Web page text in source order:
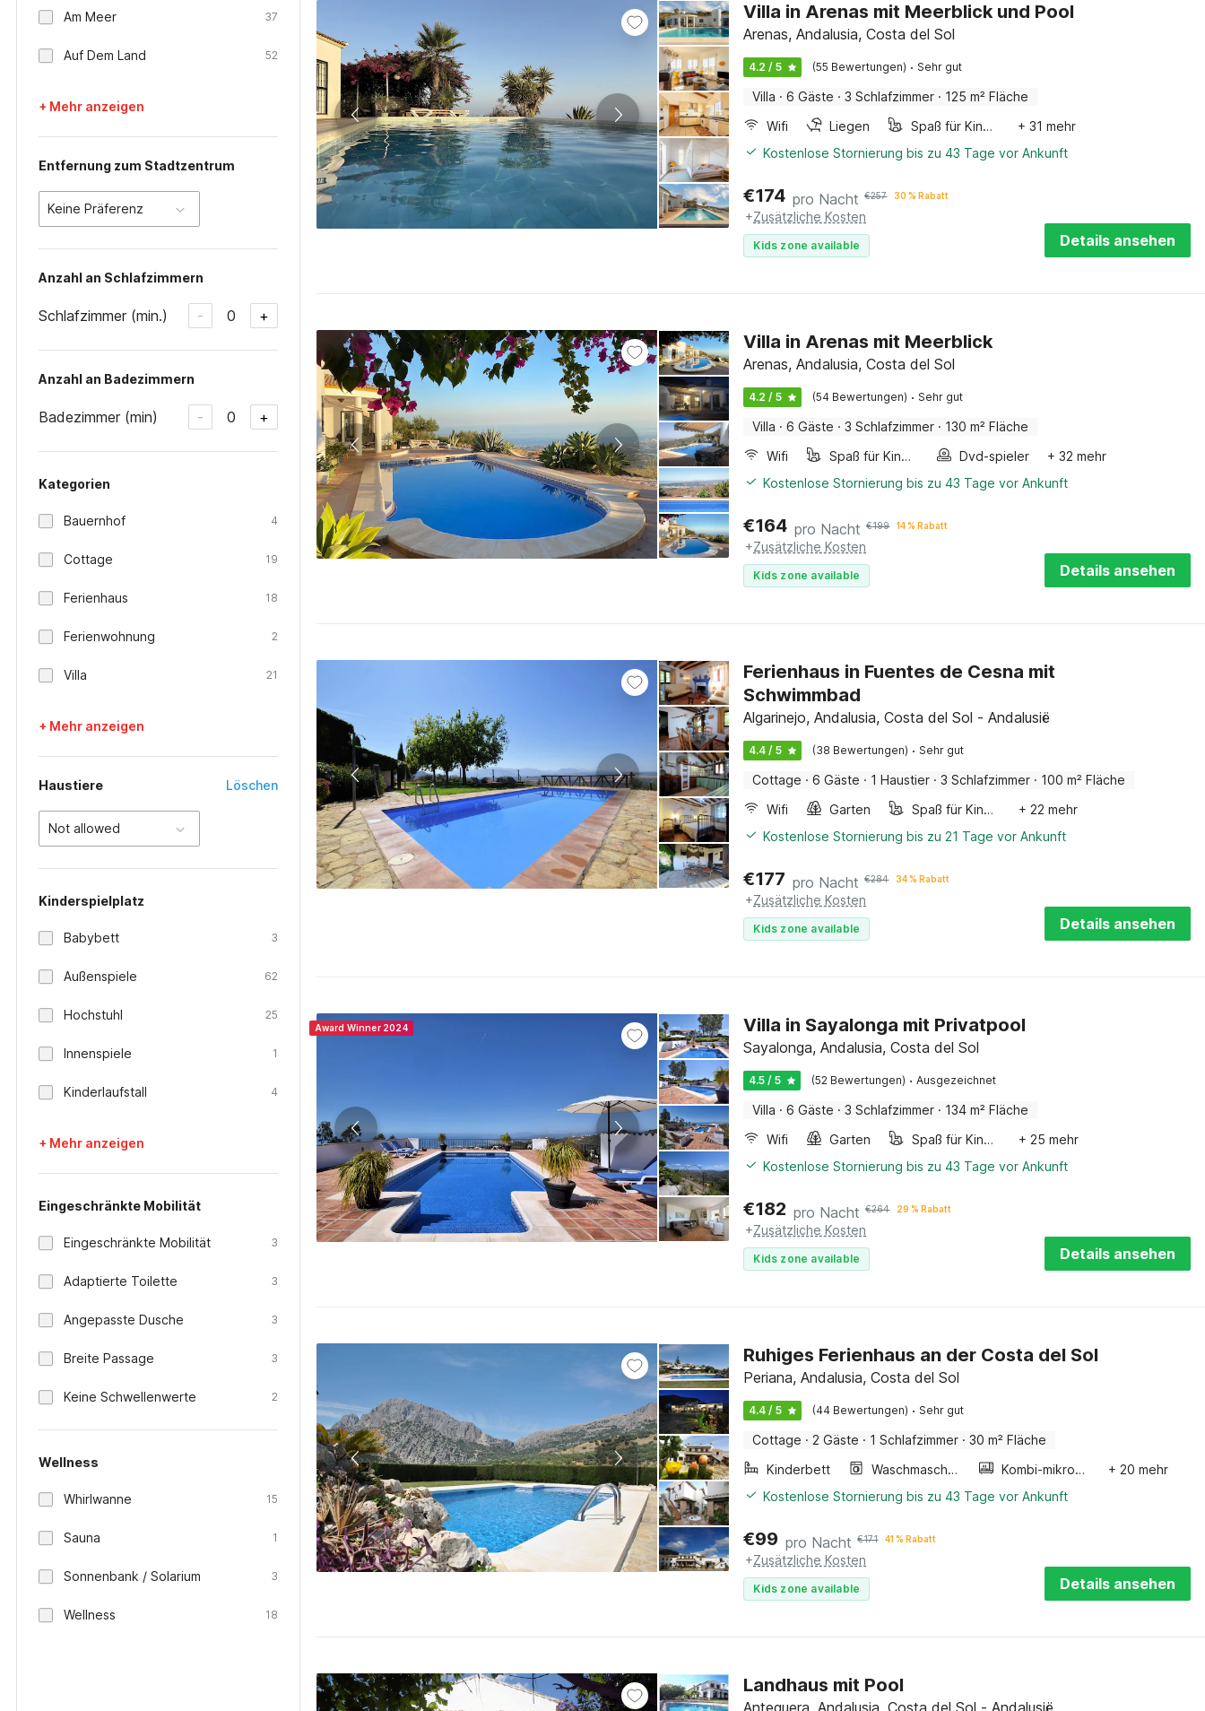
Am Meer 37
Auf Dem Land 52
+ Mehr anzeigen
Entfernung zum Stadtzentrum
Keine Präferenz
Anzahl an Schlafzimmern
Schlafzimmer (min.) - 0 +
Anzahl an Badezimmern
Badezimmer (min) - 0 +
Kategorien
Bauernhof 4
Cottage 19
Ferienhaus 18
Ferienwohnung 2
Villa 21
+ Mehr anzeigen
Haustiere Löschen
Not allowed
Kinderspielplatz
Babybett 3
Außenspiele 62
Hochstuhl 25
Innenspiele 1
Kinderlaufstall 4
+ Mehr anzeigen
Eingeschränkte Mobilität
Eingeschränkte Mobilität 3
Adaptierte Toilette 3
Angepasste Dusche 3
Breite Passage 3
Keine Schwellenwerte 2
Wellness
Whirlwanne 15
Sauna 1
Sonnenbank / Solarium 3
Wellness 18
Villa in Arenas mit Meerblick und Pool
Arenas, Andalusia, Costa del Sol
4.2 / 5 (55 Bewertungen) · Sehr gut
Villa · 6 Gäste · 3 Schlafzimmer · 125 m² Fläche
Wifi
Liegen Spaß für Kinder
+ 31 mehr
Kostenlose Stornierung bis zu 43 Tage vor Ankunft
€174 pro Nacht €257 30 % Rabatt
+Zusätzliche Kosten
Kids zone available Details ansehen
Villa in Arenas mit Meerblick
Arenas, Andalusia, Costa del Sol
4.2 / 5 (54 Bewertungen) · Sehr gut
Villa · 6 Gäste · 3 Schlafzimmer · 130 m² Fläche
Wifi
Spaß für Kinder Dvd-spieler
+ 32 mehr
Kostenlose Stornierung bis zu 43 Tage vor Ankunft
€164 pro Nacht €199 14 % Rabatt
+Zusätzliche Kosten
Kids zone available Details ansehen
Ferienhaus in Fuentes de Cesna mit
Schwimmbad
Algarinejo, Andalusia, Costa del Sol - Andalusië
4.4 / 5 (38 Bewertungen) · Sehr gut
Cottage · 6 Gäste · 1 Haustier · 3 Schlafzimmer · 100 m² Fläche
Wifi
Garten Spaß für Kinder
+ 22 mehr
Kostenlose Stornierung bis zu 21 Tage vor Ankunft
€177 pro Nacht €284 34 % Rabatt
+Zusätzliche Kosten
Kids zone available Details ansehen
Award Winner 2024 Villa in Sayalonga mit Privatpool
Sayalonga, Andalusia, Costa del Sol
4.5 / 5 (52 Bewertungen) · Ausgezeichnet
Villa · 6 Gäste · 3 Schlafzimmer · 134 m² Fläche
Wifi
Garten Spaß für Kinder
+ 25 mehr
Kostenlose Stornierung bis zu 43 Tage vor Ankunft
€182 pro Nacht €264 29 % Rabatt
+Zusätzliche Kosten
Kids zone available Details ansehen
Ruhiges Ferienhaus an der Costa del Sol
Periana, Andalusia, Costa del Sol
4.4 / 5 (44 Bewertungen) · Sehr gut
Cottage · 2 Gäste · 1 Schlafzimmer · 30 m² Fläche
Kinderbett
Waschmaschine Kombi-mikrowelle
+ 20 mehr
Kostenlose Stornierung bis zu 43 Tage vor Ankunft
€99 pro Nacht €171 41 % Rabatt
+Zusätzliche Kosten
Kids zone available Details ansehen
Landhaus mit Pool
Antequera, Andalusia, Costa del Sol - Andalusië